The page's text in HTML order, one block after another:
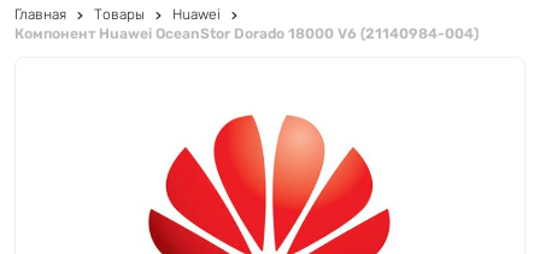
Главная Товары
Huawei
Компонент Huawei OceanStor Dorado 18000 V6 (21140984-004)